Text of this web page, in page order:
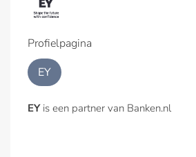
Profielpagina
EY
EYis een partner van Banken.nl